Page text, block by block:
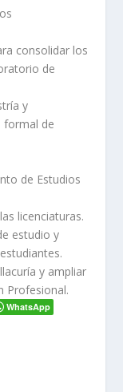
consolidar los
de
y
formal de
de Estudios
licenciaturas.
estudio y
y ampliar
Profesional.
WhatsApp